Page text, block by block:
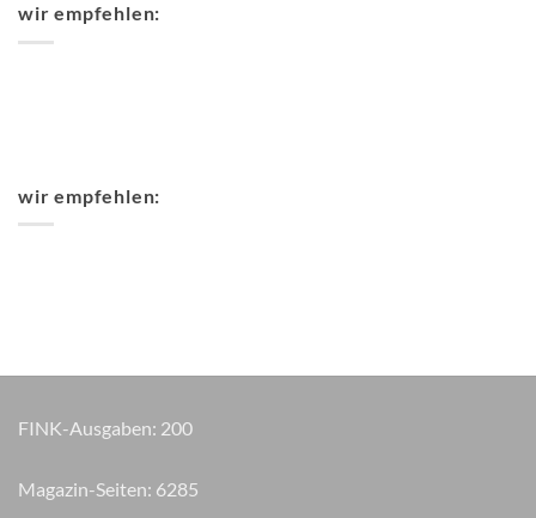
wir empfehlen:
wir empfehlen:
FINK-Ausgaben: 200
Magazin-Seiten: 7330